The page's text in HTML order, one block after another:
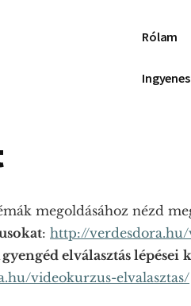
Rólam
megoldásához nézd
: http://
gyengéd elválasztás lépései
videokurzus-elvalasztas/